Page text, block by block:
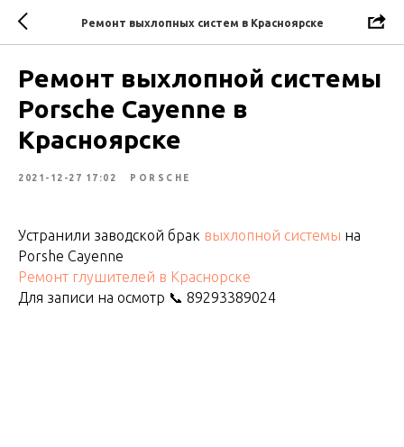
Ремонт выхлопных систем в Красноярске
Ремонт выхлопной системы
Porsche Cayenne в
Красноярске
2021-12-27 17:02 PORSCHE
Устранили заводской брак выхлопной системы на
Porshe Cayenne
Ремонт глушителей в Краснорске
Для записи на осмотр 📞 89293389024